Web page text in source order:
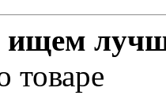
ищем
товаре